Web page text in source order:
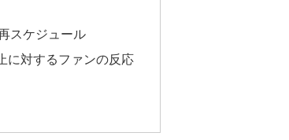
スケジュール
に対するファンの反応